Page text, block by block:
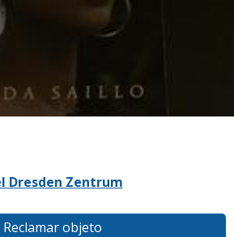
Dresden Zentrum
Reclamar objeto